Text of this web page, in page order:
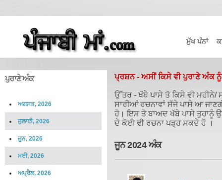
ਮੁੱਖ ਪੰਨਾਂ
ਪੁਰਾਣੇ ਅੰਕ
ਅਗਸਤ, 2026
ਜੁਲਾਈ, 2026
ਜੂਨ, 2026
ਮਈ, 2026
ਅਪ੍ਰੈਲ, 2026
ਪ੍ਰਸ਼ਨ - ਅਸੀਂ ਕਿਸੇ ਵੀ ਪੁਰਾਣੇ ਅੰਕ
ਉੱਤਰ - ਖੱਬੇ ਪਾਸੇ ਤੋ ਕਿਸੇ ਵੀ
ਸਾਰੀਆਂ ਰਚਨਾਵਾਂ ਸੱਜੇ ਪਾਸੇ ਆ
ਹੋ। ਇਸ ਤੋ ਬਾਅਦ ਖੱਬੇ ਪਾਸੇ ਤੁਹਾਨੂੰ
ਦੇ ਕੋਈ ਵੀ ਰਚਨਾ ਪੜ੍ਹ ਸਕਦੇ ਹੋ ।
ਜੂਨ 2024 ਅੰਕ